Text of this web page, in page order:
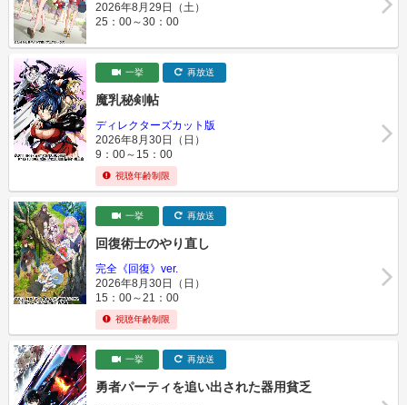
2026年8月29日（土）
25：00～30：00
一挙 再放送
魔乳秘剣帖
ディレクターズカット版
2026年8月30日（日）
9：00～15：00
視聴年齢制限
一挙 再放送
回復術士のやり直し
完全《回復》ver.
2026年8月30日（日）
15：00～21：00
視聴年齢制限
一挙 再放送
勇者パーティを追い出された器用貧乏